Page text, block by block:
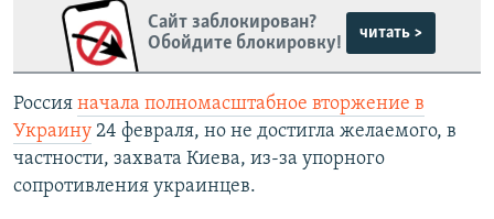
Сайт заблокирован?
Обойдите блокировку!
читать >
Россия начала полномасштабное вторжение в
Украину 24 февраля, но не достигла желаемого, в
частности, захвата Киева, из-за упорного
сопротивления украинцев.